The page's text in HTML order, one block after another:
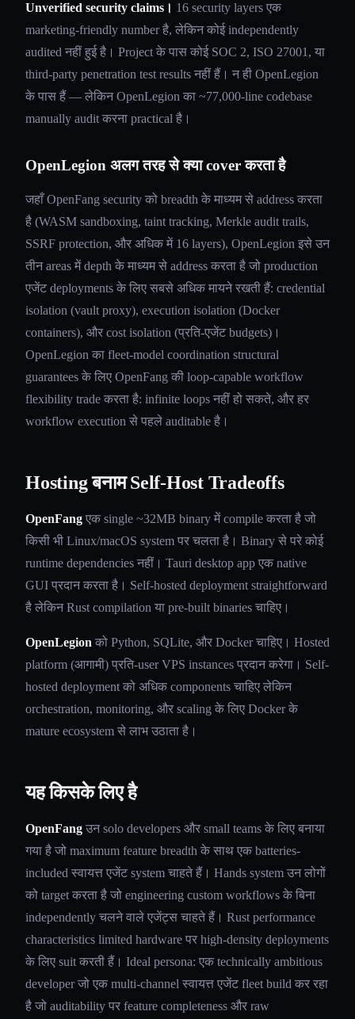
Unverified security claims। 16 security layers एक
marketing-friendly number है, लेकिन कोई independently
audited नहीं हुई है। Project के पास कोई SOC 2, ISO 27001, या
third-party penetration test results नहीं हैं। न ही OpenLegion
के पास हैं — लेकिन OpenLegion का ~77,000-line codebase
manually audit करना practical है।
OpenLegion अलग तरह से क्या cover करता है
जहाँ OpenFang security को breadth के माध्यम से address करता
है (WASM sandboxing, taint tracking, Merkle audit trails,
SSRF protection, और अधिक में 16 layers), OpenLegion इसे उन
तीन areas में depth के माध्यम से address करता है जो production
एजेंट deployments के लिए सबसे अधिक मायने रखती हैं: credential
isolation (vault proxy), execution isolation (Docker
containers), और cost isolation (प्रति-एजेंट budgets)।
OpenLegion का fleet-model coordination structural
guarantees के लिए OpenFang की loop-capable workflow
flexibility trade करता है: infinite loops नहीं हो सकते, और हर
workflow execution से पहले auditable है।
Hosting बनाम Self-Host Tradeoffs
OpenFang एक single ~32MB binary में compile करता है जो
किसी भी Linux/macOS system पर चलता है। Binary से परे कोई
runtime dependencies नहीं। Tauri desktop app एक native
GUI प्रदान करता है। Self-hosted deployment straightforward
है लेकिन Rust compilation या pre-built binaries चाहिए।
OpenLegion को Python, SQLite, और Docker चाहिए। Hosted
platform (आगामी) प्रति-user VPS instances प्रदान करेगा। Self-
hosted deployment को अधिक components चाहिए लेकिन
orchestration, monitoring, और scaling के लिए Docker के
mature ecosystem से लाभ उठाता है।
यह किसके लिए है
OpenFang उन solo developers और small teams के लिए बनाया
गया है जो maximum feature breadth के साथ एक batteries-
included स्वायत्त एजेंट system चाहते हैं। Hands system उन लोगों
को target करता है जो engineering custom workflows के बिना
independently चलने वाले एजेंट्स चाहते हैं। Rust performance
characteristics limited hardware पर high-density deployments
के लिए suit करती हैं। Ideal persona: एक technically ambitious
developer जो एक multi-channel स्वायत्त एजेंट fleet build कर रहा
है जो auditability पर feature completeness और raw